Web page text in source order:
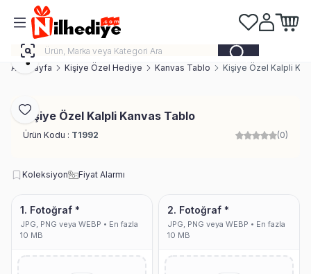
Favorilerim
Hesabım
Ana Sayfa Kişiye Özel Hediye Kanvas Tablo Kişiye Özel Kalpli
Favoriye Ekle
Paylaş
Kişiye Özel Kalpli Kanvas Tablo
Ürün Kodu : T1992 (0)
Koleksiyon Fiyat Alarmı
1. Fotoğraf *
JPG, PNG veya WEBP • En fazla
10 MB
2. Fotoğraf *
JPG, PNG veya WEBP • En fazla
10 MB